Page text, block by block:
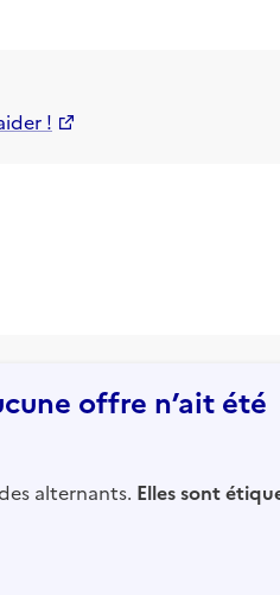
!
offre n’ait été
alternants. Elles sont